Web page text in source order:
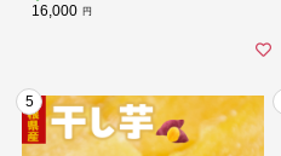
16,000 円
5